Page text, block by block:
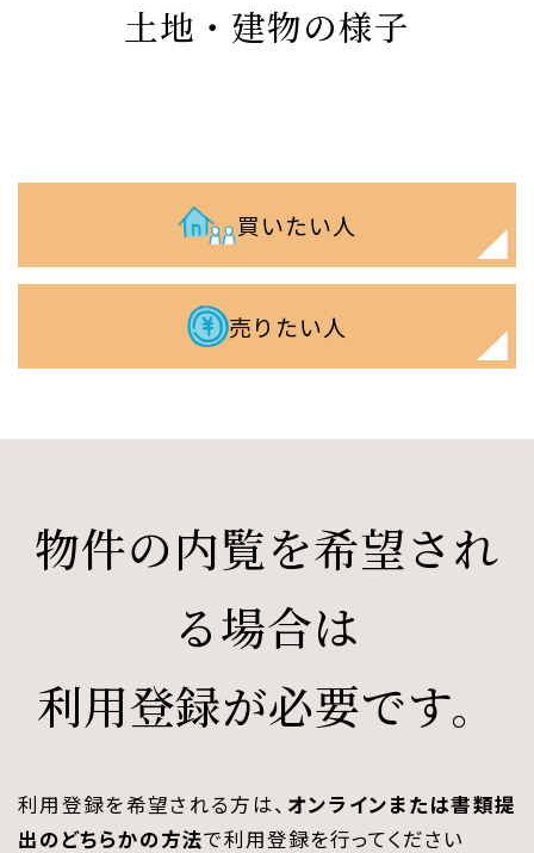
土地・建物の様子
買いたい人
売りたい人
物件の内覧を希望され
る場合は
利用登録が必要です。
利用登録を希望される方は、 オンラインまたは書類提
出のどちらかの方法で利用登録を行ってください